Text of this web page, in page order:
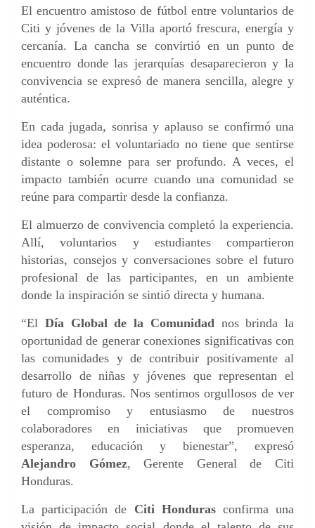
El encuentro amistoso de fútbol entre voluntarios de
Citi y jóvenes de la Villa aportó frescura, energía y
cercanía. La cancha se convirtió en un punto de
encuentro donde las jerarquías desaparecieron y la
convivencia se expresó de manera sencilla, alegre y
auténtica.
En cada jugada, sonrisa y aplauso se confirmó una
idea poderosa: el voluntariado no tiene que sentirse
distante o solemne para ser profundo. A veces, el
impacto también ocurre cuando una comunidad se
reúne para compartir desde la confianza.
El almuerzo de convivencia completó la experiencia.
Allí, voluntarios y estudiantes compartieron
historias, consejos y conversaciones sobre el futuro
profesional de las participantes, en un ambiente
donde la inspiración se sintió directa y humana.
“El Día Global de la Comunidadnos brinda la
oportunidad de generar conexiones significativas con
las comunidades y de contribuir positivamente al
desarrollo de niñas y jóvenes que representan el
futuro de Honduras. Nos sentimos orgullosos de ver
el compromiso y entusiasmo de nuestros
colaboradores en iniciativas que promueven
esperanza, educación y bienestar”, expresó
Alejandro Gómez, Gerente General de Citi
Honduras.
La participación de Citi Hondurasconfirma una